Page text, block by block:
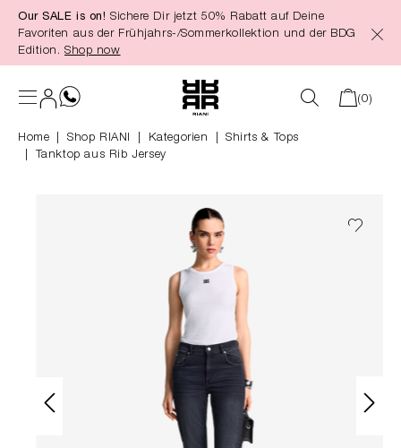
springen
Our SALE is on! Sichere Dir jetzt 50% Rabatt auf Deine
Favoriten aus der Frühjahrs-/Sommerkollektion und der BDG
Edition. Shop now
(0)
Home Shop RIANI Kategorien
Shirts & Tops
Tanktop aus Rib Jersey